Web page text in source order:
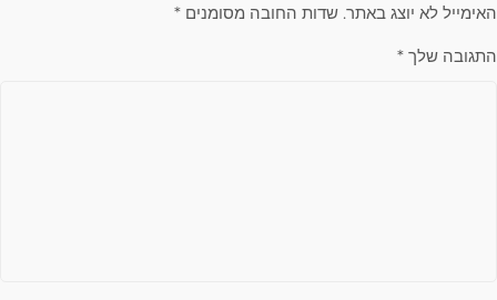
האימייל לא יוצג באתר. שדות החובה מסומנים *
התגובה שלך *